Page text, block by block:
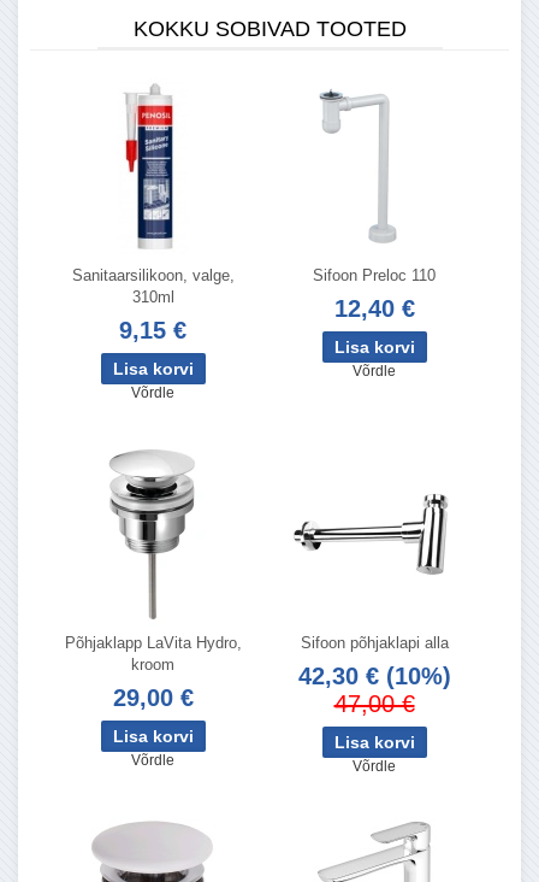
KOKKU SOBIVAD TOOTED
Sanitaarsilikoon, valge,
310ml
9,15 €
Võrdle
Sifoon Preloc 110
12,40 €
Võrdle
Põhjaklapp LaVita Hydro,
kroom
29,00 €
Võrdle
Sifoon põhjaklapi alla
42,30 € (10%)
47,00 €
Võrdle